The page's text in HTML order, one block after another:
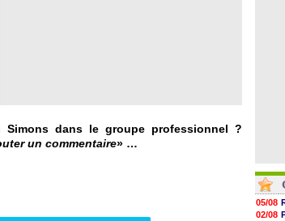
dans le groupe professionnel ?
un commentaire» …
05/08
02/08